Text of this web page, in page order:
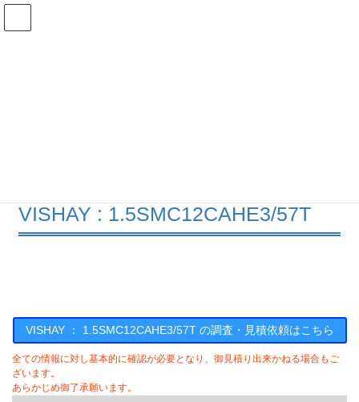
コ
ナ
VISHAY : 1.5SMC12CAHE3/57T
VISHAY ： 1.5SMC12CAHE3/57T の調査・見積依頼はこちら
全ての情報に対し基本的に確認が必要となり、御見積り出来かねる場合もご
ざいます。
あらかじめ御了承願います。